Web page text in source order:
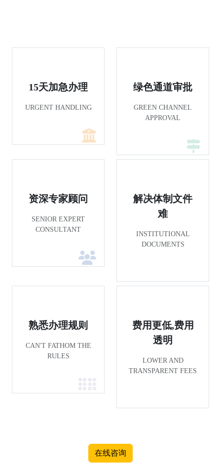
15天加急办理
URGENT HANDLING
绿色通道审批
GREEN CHANNEL
APPROVAL
资深专家顾问
SENIOR EXPERT
CONSULTANT
解决体制文件
难
INSTITUTIONAL
DOCUMENTS
熟悉办理规则
CAN'T FATHOM THE
RULES
费用更低,费用
透明
LOWER AND
TRANSPARENT FEES
在线咨询